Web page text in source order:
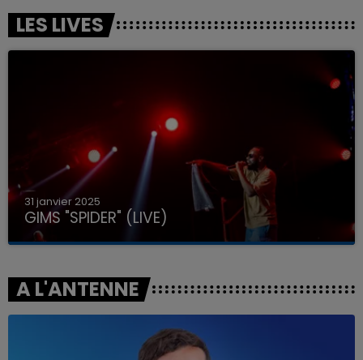
LES LIVES
31 janvier 2025
GIMS "SPIDER" (LIVE)
A L'ANTENNE